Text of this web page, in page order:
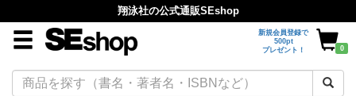
翔泳社の公式通販SEshop
新規会員登録で
500pt
プレゼント！
0